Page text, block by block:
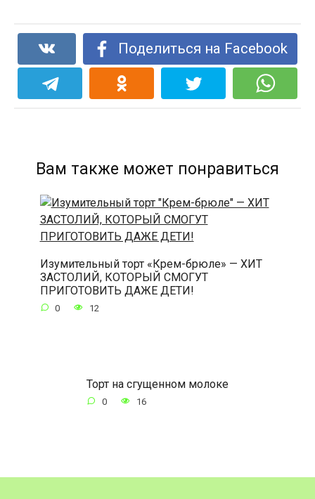
Поделиться на Facebook
Вам также может понравиться
Изумительный торт «Крем-брюле» — ХИТ
ЗАСТОЛИЙ, КОТОРЫЙ СМОГУТ
ПРИГОТОВИТЬ ДАЖЕ ДЕТИ!
0 12
Торт на сгущенном молоке
0 16